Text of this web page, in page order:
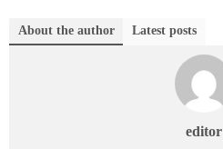
About the author Latest posts
editor